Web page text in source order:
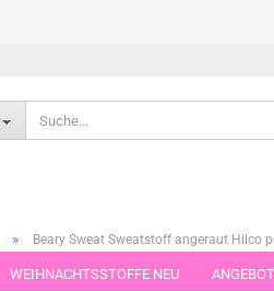
WEIHNACHTSSTOFFE NEU
» Beary Sweat Sweatstoff angeraut Hilco
Artikel in dieser Kategorie